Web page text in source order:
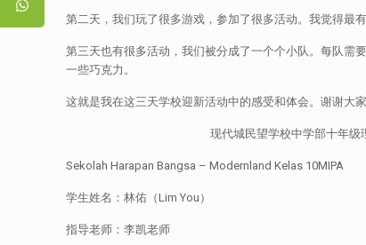
第二天，我们玩了很多游戏，参加了很多活动。我觉得最
第三天也有很多活动，我们被分成了一个个小队。每队需
一些巧克力。
这就是我在这三天学校迎新活动中的感受和体会。谢谢大家
现代城民望学校中学部十年级理
Sekolah Harapan Bangsa – Modernland Kelas 10MIPA
学生姓名：林佑（Lim You）
指导老师：李凯老师